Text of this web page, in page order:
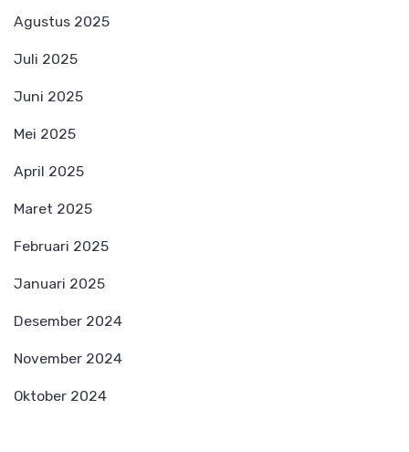
Agustus 2025
Juli 2025
Juni 2025
Mei 2025
April 2025
Maret 2025
Februari 2025
Januari 2025
Desember 2024
November 2024
Oktober 2024